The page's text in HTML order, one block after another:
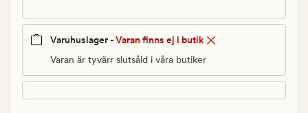
Varuhuslager -Varan finns ej i butik
Varan är tyvärr slutsåld i våra butiker